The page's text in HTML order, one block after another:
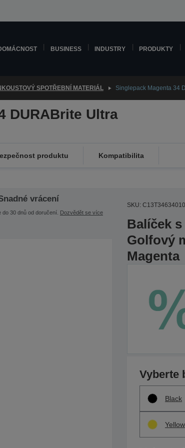
BUSINESS INDUSTRY PRODUKTY
SPOTŘEBNÍ MATERIÁL Singlepack Magenta 34
DURABrite Ultra
produktu Kompatibilita
vrácení
do 30 dnů od doručení. Dozvědět se více
SKU: C13T34634010
Balíček
Golfový
Magenta
Vyberte
Black
Yellow